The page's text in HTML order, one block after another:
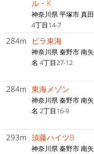
ル・K
神奈川県 平塚市 真田
4丁目14-7
284m ビラ東海
神奈川県 秦野市 南矢
名 4丁目27-12
284m 東海メゾン
神奈川県 秦野市 南矢
名 2丁目16-9
293m 須藤ハイツB
神奈川県 秦野市 南矢